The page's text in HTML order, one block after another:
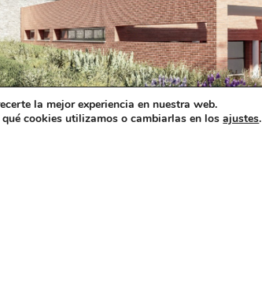
la mejor experiencia en nuestra web.
qué cookies utilizamos o cambiarlas en losajustes.